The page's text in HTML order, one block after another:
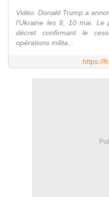
Vidéo. Donald Trump a
l'Ukraine les 9, 10 mai. Le
décret confirmant le
opérations milita...
https://